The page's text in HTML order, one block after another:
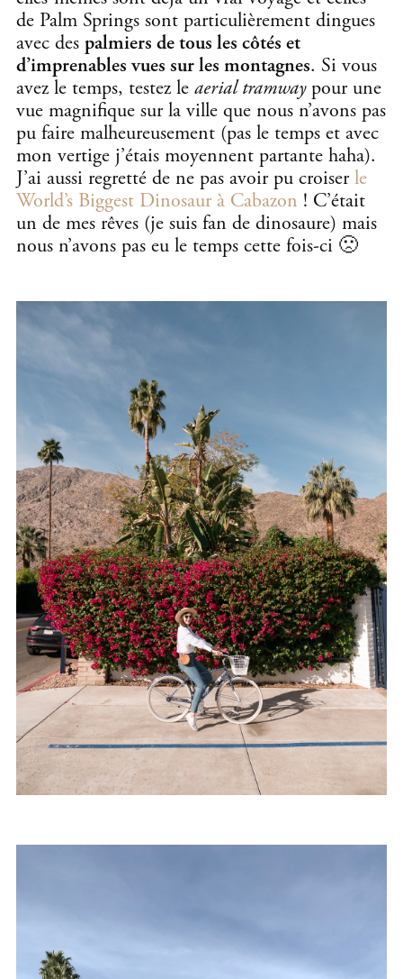
de Palm Springs sont particulièrement dingues
avec des palmiers de tous les côtés et
d’imprenables vues sur les montagnes. Si vous
avez le temps, testez le aerial tramwaypour une
vue magnifique sur la ville que nous n’avons pas
pu faire malheureusement (pas le temps et avec
mon vertige j’étais moyennent partante haha).
J’ai aussi regretté de ne pas avoir pu croiser le
World’s Biggest Dinosaur à Cabazon ! C’était
un de mes rêves (je suis fan de dinosaure) mais
nous n’avons pas eu le temps cette fois-ci 🙁